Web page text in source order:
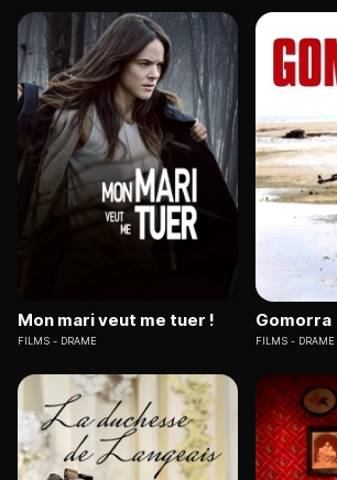
Mon mari veut me tuer !
FILMS DRAME
Gomorra
FILMS DRAME